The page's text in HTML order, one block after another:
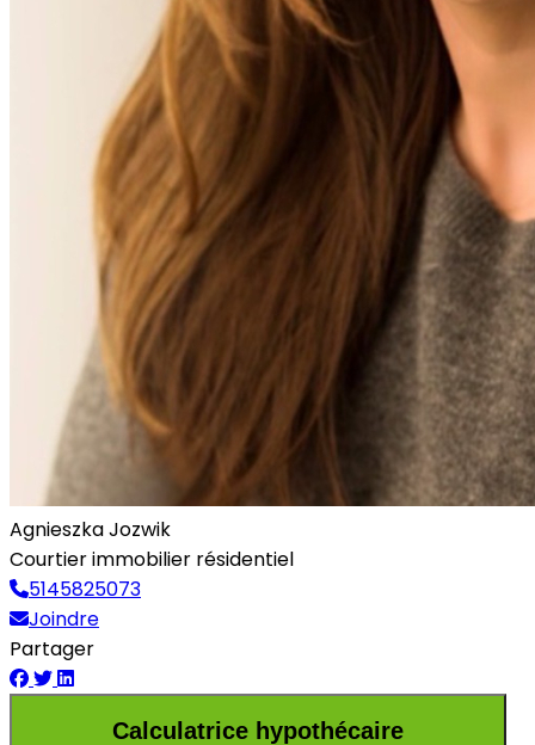
Agnieszka Jozwik
Courtier immobilier résidentiel
5145825073
Joindre
Partager
Calculatrice hypothécaire